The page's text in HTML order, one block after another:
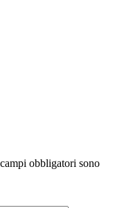
obbligatori sono